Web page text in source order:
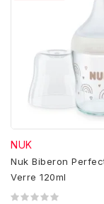
NUK
Nuk Biberon
Verre 120ml